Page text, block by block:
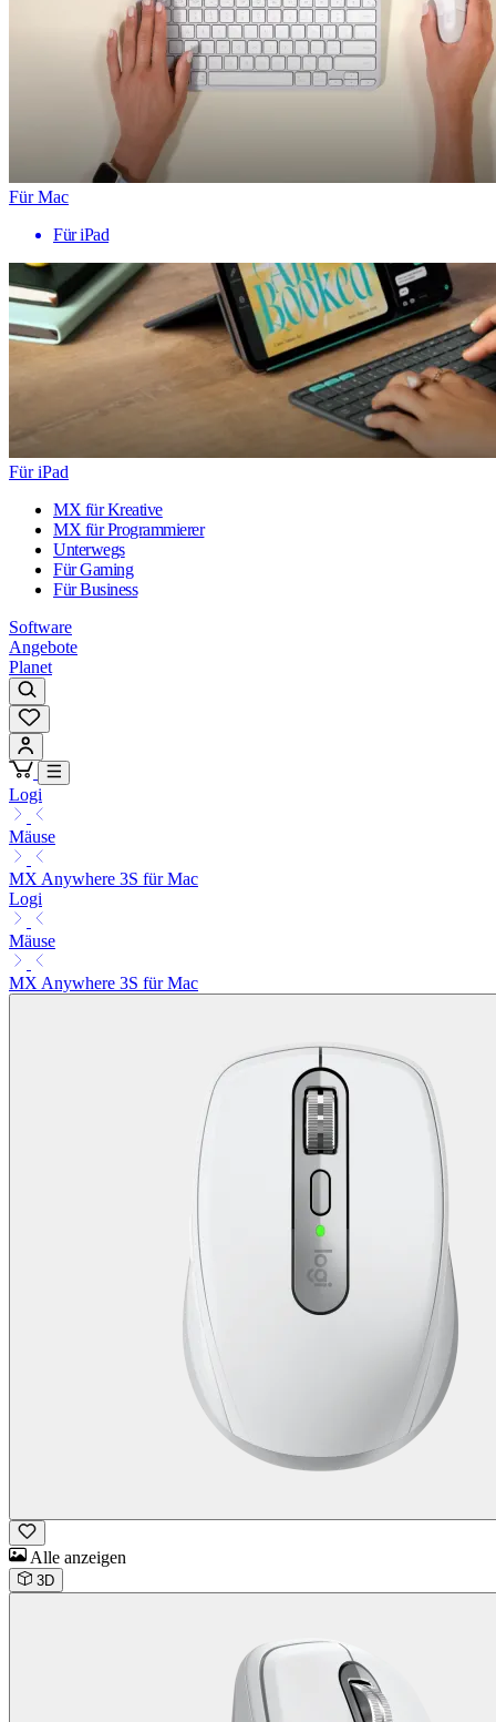
Für Mac
Für iPad
Für iPad
MX für Kreative
MX für Programmierer
Unterwegs
Für Gaming
Für Business
Software
Angebote
Planet
Logi
Mäuse
MX Anywhere 3S für Mac
Logi
Mäuse
MX Anywhere 3S für Mac
Alle anzeigen
3D